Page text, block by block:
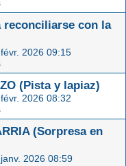
reconciliarse con la
2026 09:15
(Pista y lapiaz)
2026 08:32
(Sorpresa en
2026 08:59